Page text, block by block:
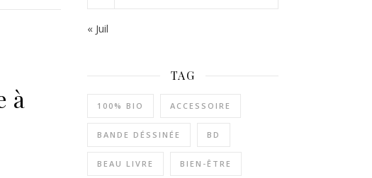
à
« Juil
TAG
100% BIO ACCESSOIRE
BANDE DÉSSINÉE BD
BEAU LIVRE BIEN-ÊTRE